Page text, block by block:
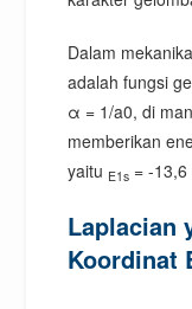
Dalam
adalah fungsi
α = 1/a0, di
memberikan
yaitu E1s = -13,6
Laplacian
Koordinat